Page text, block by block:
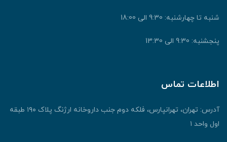
شنبه تا چهارشنبه: 9:30 الی 18:00
پنجشنبه: 9:30 الی 13:30
اطلاعات تماس
آدرس: تهران، تهرانپارس، فلکه دوم جنب داروخانه ارژنگ پلاک ۱۹۰ طبقه
اول واحد ۱